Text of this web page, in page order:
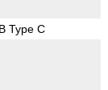
Type C